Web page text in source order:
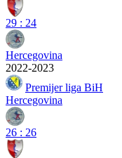
29 : 24
Hercegovina
2022-2023
Premijer liga BiH
Hercegovina
26 : 26